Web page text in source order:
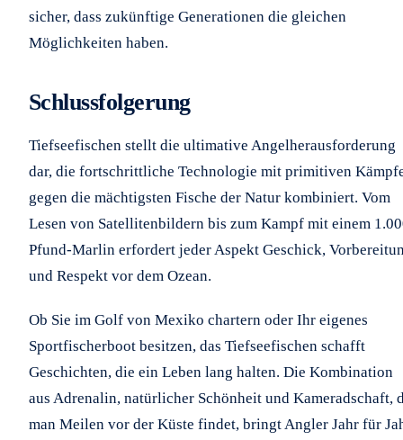
sicher, dass zukünftige Generationen die gleichen
Möglichkeiten haben.
Schlussfolgerung
Tiefseefischen stellt die ultimative Angelherausforderung
dar, die fortschrittliche Technologie mit primitiven
gegen die mächtigsten Fische der Natur kombiniert. Vom
Lesen von Satellitenbildern bis zum Kampf mit einem
Pfund-Marlin erfordert jeder Aspekt Geschick,
und Respekt vor dem Ozean.
Ob Sie im Golf von Mexiko chartern oder Ihr eigenes
Sportfischerboot besitzen, das Tiefseefischen schafft
Geschichten, die ein Leben lang halten. Die Kombination
aus Adrenalin, natürlicher Schönheit und Kameradschaft,
man Meilen vor der Küste findet, bringt Angler Jahr für